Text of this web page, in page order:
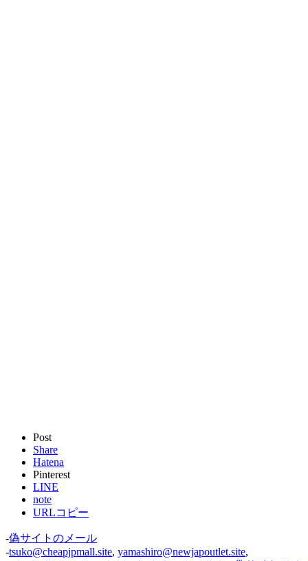
Post
Share
Hatena
Pinterest
LINE
note
URLコピー
-偽サイトのメール
-tsuko@cheapjpmall.site, yamashiro@newjapoutlet.site,